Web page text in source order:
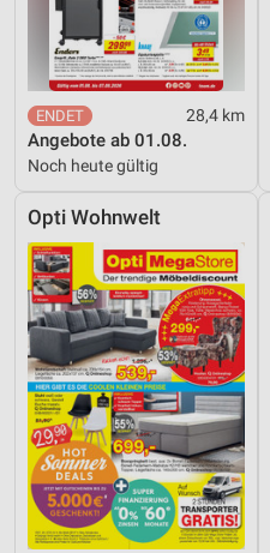
28,4 km
Angebote ab 01.08.
Noch heute gültig
Opti Wohnwelt